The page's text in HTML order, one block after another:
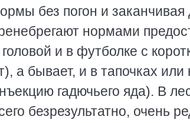
без погон и
нормами
и в футболке с
а бывает, и в тапочках или
гадючьего яда). В
безрезультатно, очень